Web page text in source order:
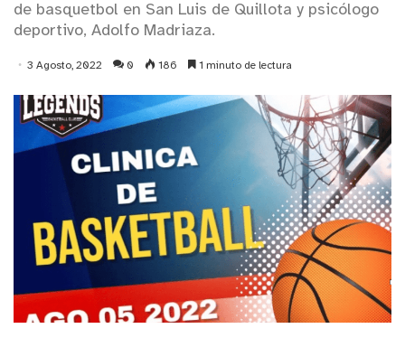
de basquetbol en San Luis de Quillota y psicólogo
deportivo, Adolfo Madriaza.
3 Agosto, 2022 0 186 1 minuto de lectura